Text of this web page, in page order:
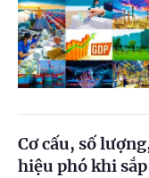
Cơ cấu, số
hiệu phó khi